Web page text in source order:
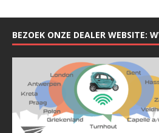
BEZOEK ONZE DEALER WEBSITE: